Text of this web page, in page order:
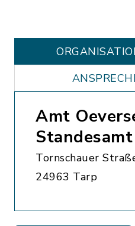
Amt
Standesamt
Tornschauer
24963 Tarp